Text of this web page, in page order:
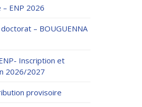
ENP 2026
– BOUGUENNA
Inscription et
2026/2027
provisoire